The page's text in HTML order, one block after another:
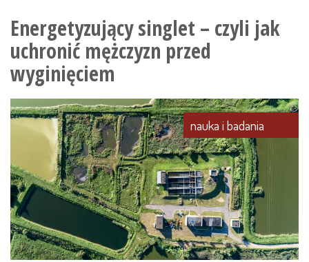
fotokatalizatory
w
walce
z
deficytem
zanieczyszczeniami
wody
Energetyzujący singlet – czyli jak
uchronić mężczyzn przed
wyginięciem
nauka i badania